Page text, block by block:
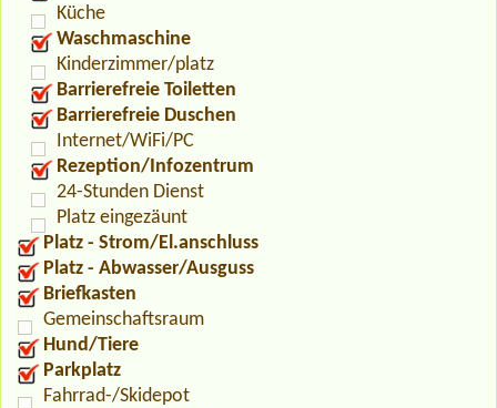
Küche
Waschmaschine
Kinderzimmer/platz
Barrierefreie Toiletten
Barrierefreie Duschen
Internet/WiFi/PC
Rezeption/Infozentrum
24-Stunden Dienst
Platz eingezäunt
Platz - Strom/El.anschluss
Platz - Abwasser/Ausguss
Briefkasten
Gemeinschaftsraum
Hund/Tiere
Parkplatz
Fahrrad-/Skidepot